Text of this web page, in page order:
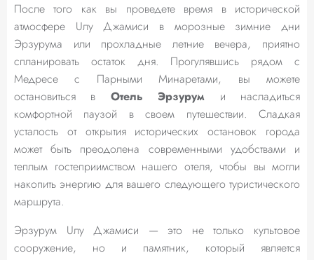
После того как вы проведете время в исторической
атмосфере Uлу Джамиси в морозные зимние дни
Эрзурума или прохладные летние вечера, приятно
спланировать остаток дня. Прогулявшись рядом с
Медресе с Парными Минаретами, вы можете
остановиться в Отель Эрзурум и насладиться
комфортной паузой в своем путешествии. Сладкая
усталость от открытия исторических остановок города
может быть преодолена современными удобствами и
теплым гостеприимством нашего отеля, чтобы вы могли
накопить энергию для вашего следующего туристического
маршрута.
Эрзурум Uлу Джамиси — это не только культовое
сооружение, но и памятник, который является